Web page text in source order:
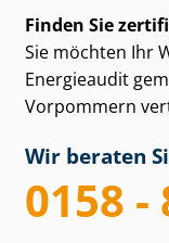
Finden Sie
Sie möchten Ihr
Energieaudit
Vorpommern
Wir beraten
0158 -